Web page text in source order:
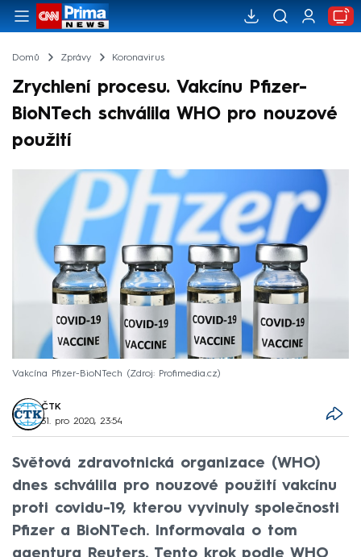
Domů Zprávy Koronavirus
Zrychlení procesu. Vakcínu Pfizer-
BioNTech schválila WHO pro nouzové
použití
Vakcína Pfizer-BioNTech Zdroj: Profimedia.cz
ČTK
31. pro 2020, 23:54
Světová zdravotnická organizace (WHO)
dnes schválila pro nouzové použití vakcínu
proti covidu-19, kterou vyvinuly společnosti
Pfizer a BioNTech. Informovala o tom
agentura Reuters. Tento krok podle WHO